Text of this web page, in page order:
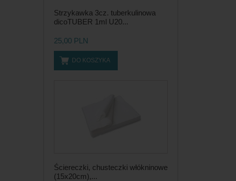
Strzykawka 3cz. tuberkulinowa
dicoTUBER 1ml U20...
25,00 PLN
DO KOSZYKA
Ściereczki, chusteczki włókninowe
(15x20cm),...